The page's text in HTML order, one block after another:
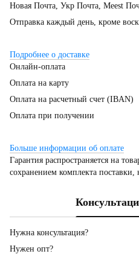
Новая Почта, Укр Почта, Meest
Отправка каждый день, кроме
Подробнее о доставке
Онлайн-оплата
Оплата на карту
Оплата на расчетный счет (IBAN)
Оплата при получении
Больше информации об оплате
Гарантия распространяется на
сохранением комплекта поставки,
Нужна консультация?
Нужен опт?